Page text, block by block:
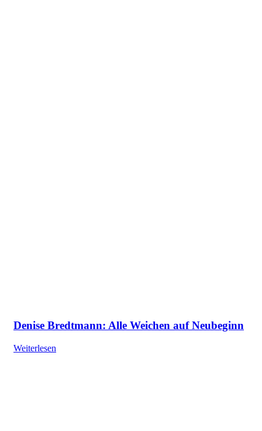
Denise Bredtmann: Alle Weichen auf Neubeginn
Weiterlesen